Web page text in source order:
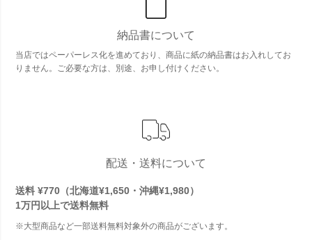
納品書について
当店ではペーパーレス化を進めており、商品に紙の納品書はお入れしてお
りません。ご必要な方は、別途、お申し付けください。
配送・送料について
送料 ¥770（北海道¥1,650・沖縄¥1,980）
1万円以上で送料無料
※大型商品など一部送料無料対象外の商品がございます。